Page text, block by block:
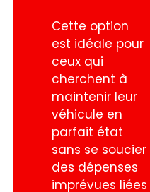
Cette option
est idéale pour
ceux qui
cherchent à
maintenir leur
véhicule en
parfait état
sans se soucier
des dépenses
imprévues liées